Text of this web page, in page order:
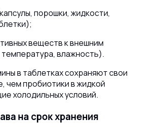
порошки, жидкости,
веществ к внешним
влажность).
в таблетках сохраняют свои
чем пробиотики в жидкой
холодильных условий.
на срок хранения